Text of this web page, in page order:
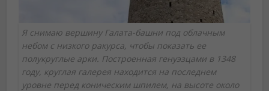
Я снимаю вершину Галата-башни под облачным
небом с низкого ракурса, чтобы показать ее
полукруглые арки. Построенная генуэзцами в 1348
году, круглая галерея находится на последнем
уровне перед коническим шпилем, на высоте около